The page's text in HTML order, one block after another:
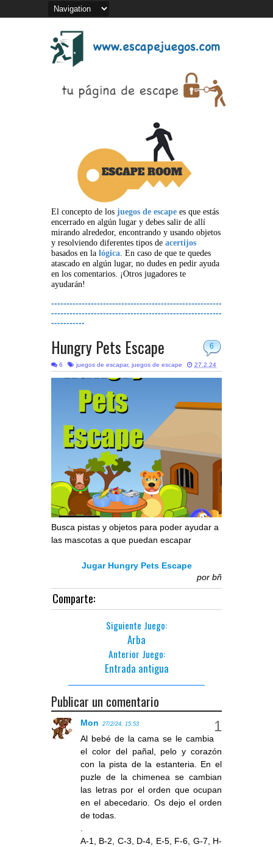
El concepto de los juegos de escape es que estás
encerrado en algún lugar y debes salir de allí
mirando alrededor, encontrando y usando objetos
y resolviendo diferentes tipos de acertijos
basados en la lógica. En caso de que te quedes
atascado en algún lugar, no dudes en pedir ayuda
en los comentarios. ¡Otros jugadores te
ayudarán!
--------------------------------------------------------
--------------------------------------------------------
-----------
6
Hungry Pets Escape
6 juegos de escapar, juegos de escape 27.2.24
Busca pistas y objetos para poder ayudar a
las mascotas a que puedan escapar
Jugar Hungry Pets Escape
por bñ
Comparte:
Siguiente Juego:
Arba
Anterior Juego:
Entrada antigua
Publicar un comentario
Mon 27/2/24, 15:53
Al bebé de la cama se le cambia
el color del pañal, pelo y corazón
con la pista de la estanteria. En el
puzle de la chimenea se cambian
las letras por el orden que ocupan
en el abecedario. Os dejo el orden
de todas.
.
A-1, B-2, C-3, D-4, E-5, F-6, G-7, H-